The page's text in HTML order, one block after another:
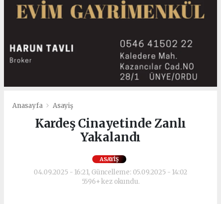
Anasayfa Asayiş
Kardeş Cinayetinde Zanlı
Yakalandı
ASAYIŞ
04.09.2025 - 16:21, Güncelleme: 05.09.2025 - 14:02
5596+ kez okundu.